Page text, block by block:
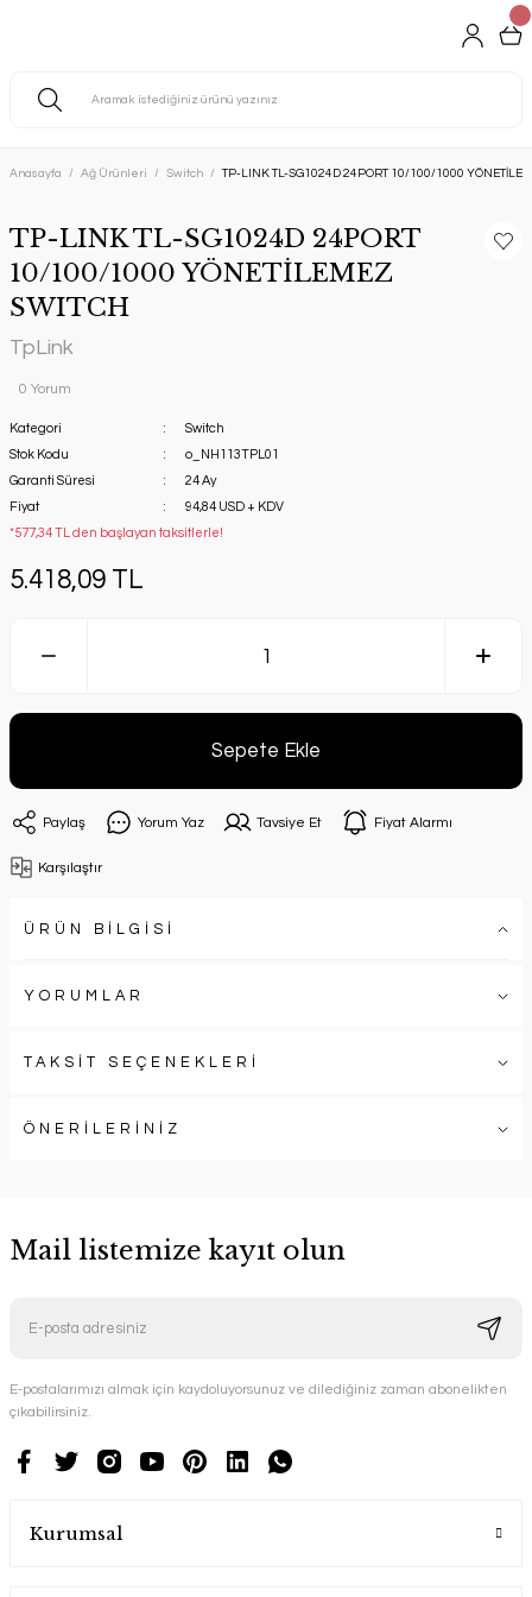
Anasayfa Ağ Ürünleri Switch TP-LINK TL-SG1024D 24PORT 10/100/1000
TP-LINK TL-SG1024D 24PORT
10/100/1000 YÖNETİLEMEZ
SWITCH
TpLink
0 Yorum
Kategori
Switch
Stok Kodu
o_NH113TPL01
Garanti Süresi
24 Ay
Fiyat
94,84 USD + KDV
*577,34 TL den başlayan taksitlerle!
5.418,09 TL
Sepete Ekle
Paylaş Yorum Yaz Tavsiye Et Fiyat Alarmı
Karşılaştır
ÜRÜN BİLGİSİ
YORUMLAR
TAKSİT SEÇENEKLERİ
ÖNERİLERİNİZ
Mail listemize kayıt olun
E-postalarımızı almak için kaydoluyorsunuz ve dilediğiniz zaman abonelikten
çıkabilirsiniz.
Kurumsal